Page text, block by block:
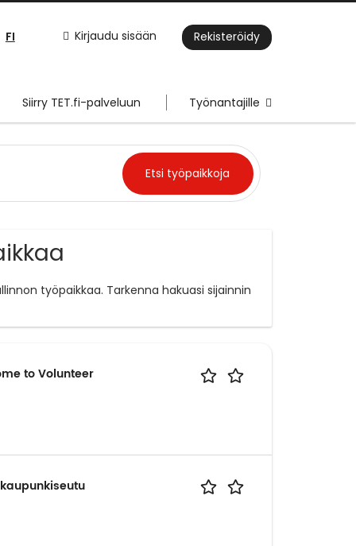
Kirjaudu sisään Rekisteröidy
FI
Siirry TET.fi-palveluun Työnantajille
työpaikkaa. Tarkenna hakuasi sijainnin
to Volunteer